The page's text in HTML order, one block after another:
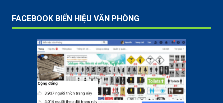
FACEBOOK BIỂN HIỆU VĂN PHÒNG